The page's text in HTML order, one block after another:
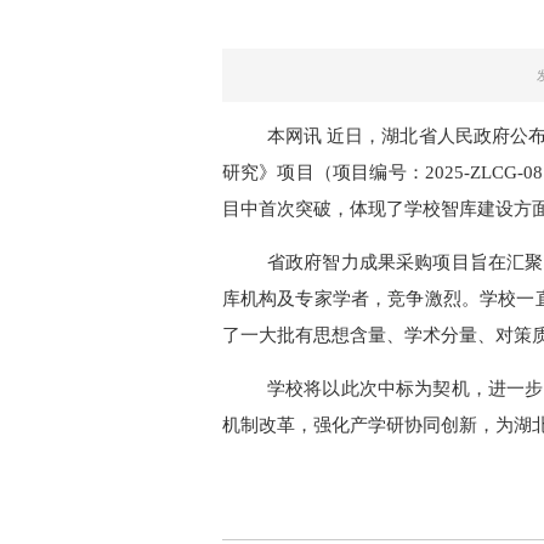
本网讯 近日，湖北省人民政府公
研究》项目（项目编号：2025-ZLCG-
目中首次突破，体现了学校智库建设
省政府智力成果采购项目旨在汇
库机构及专家学者，竞争激烈。学校
了一大批有思想含量、学术分量、对策
学校将以此次中标为契机，进一
机制改革，强化产学研协同创新，为湖